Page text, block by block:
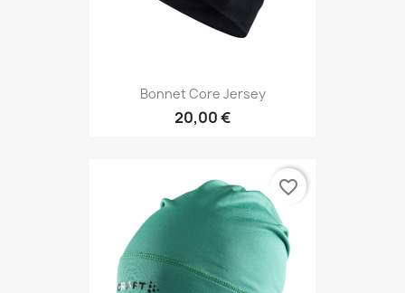
Bonnet Core Jersey
20,00 €
favorite_border